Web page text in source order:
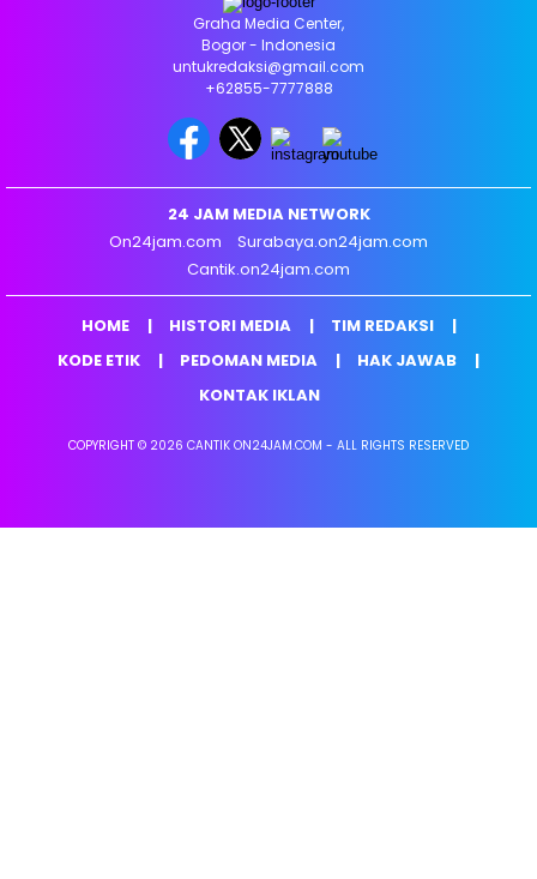
Graha Media Center,
Bogor - Indonesia
untukredaksi@gmail.com
+62855-7777888
24 JAM MEDIA NETWORK
On24jam.com
Surabaya.on24jam.com
Cantik.on24jam.com
HOME HISTORI MEDIA
TIM REDAKSI
KODE ETIK
PEDOMAN MEDIA
HAK JAWAB
KONTAK IKLAN
COPYRIGHT © 2026 CANTIK ON24JAM.COM - ALL RIGHTS RESERVED